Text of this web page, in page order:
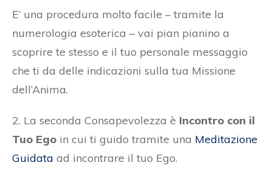
E’ una procedura molto facile – tramite la
numerologia esoterica – vai pian pianino a
scoprire te stesso e il tuo personale messaggio
che ti da delle indicazioni sulla tua Missione
dell’Anima.
2. La seconda Consapevolezza è Incontro con il
Tuo Ego in cui ti guido tramite una Meditazione
Guidata ad incontrare il tuo Ego.